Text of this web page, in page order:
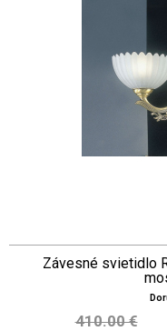
Závesné svietidlo
410.00 €